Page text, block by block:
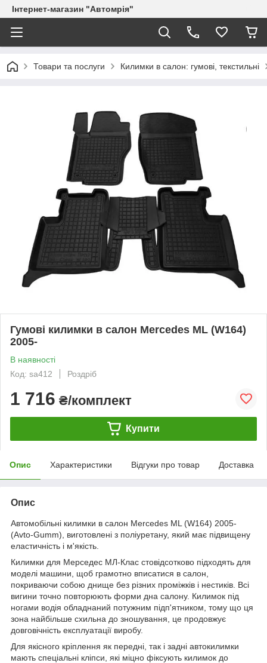
Інтернет-магазин "Автомрія"
Товари та послуги Килимки в салон: гумові, текстильні
Гумові килимки в салон Mercedes ML (W164)
2005-
В наявності
Код: sa412
Роздріб
1 716 ₴/комплект
Купити
Опис Характеристики Відгуки про товар Доставка
Опис
Автомобільні килимки в салон Mercedes ML (W164) 2005-
(Avto-Gumm), виготовлені з поліуретану, який має підвищену
еластичність і м'якість.
Килимки для Мерседес МЛ-Клас стовідсотково підходять для
моделі машини, щоб грамотно вписатися в салон,
покриваючи собою днище без різних проміжків і нестиків. Всі
вигини точно повторюють форми дна салону. Килимок під
ногами водія обладнаний потужним підп'ятником, тому що ця
зона найбільше схильна до зношування, це продовжує
довговічність експлуатації виробу.
Для якісного кріплення як передні, так і задні автокилимки
мають спеціальні кліпси, які міцно фіксують килимок до